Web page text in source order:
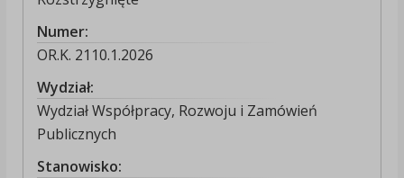
Numer:
OR.K. 2110.1.2026
Wydział:
Wydział Współpracy, Rozwoju i Zamówień
Publicznych
Stanowisko: